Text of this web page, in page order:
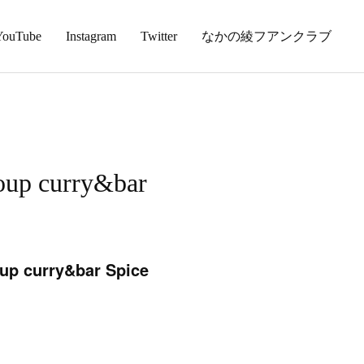
Instagram Twitter なかの綾フアンクラブ
curry&bar
curry&bar Spice